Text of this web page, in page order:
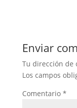
Enviar
Tu dirección de
Los campos
Comentario *